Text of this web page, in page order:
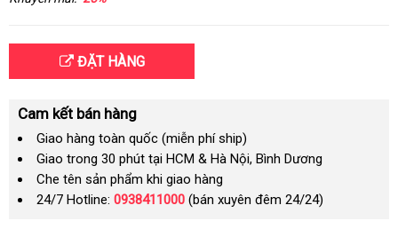
ĐẶT HÀNG
Cam kết bán hàng
Giao hàng toàn quốc (miễn phí ship)
Giao trong 30 phút tại HCM & Hà Nội, Bình Dương
Che tên sản phẩm khi giao hàng
24/7 Hotline: 0938411000 (bán xuyên đêm 24/24)